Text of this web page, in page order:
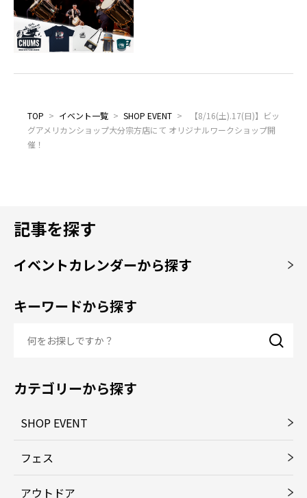
TOP > イベント一覧 > SHOP EVENT >
【8/16(土).17(日)】ビッ
グアメリカンショップ大分宗方店にて オリジナルワークショップ開
催！
記事を探す
イベントカレンダーから探す
キーワードから探す
カテゴリーから探す
SHOP EVENT
フェス
アウトドア